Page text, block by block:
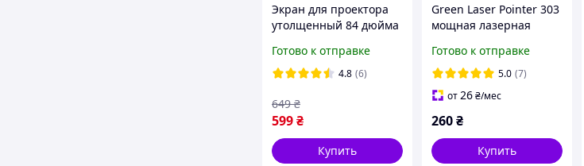
Экран для проектора
утолщенный 84 дюйма
окантовкой люверсами
и креплением (обзор)
Готово к отправке
4.8 (6)
599₴
649 ₴
Купить
Green Laser Pointer 303
мощная лазерная
Готово к отправке
5.0 (7)
от26₴/мес
260₴
Купить